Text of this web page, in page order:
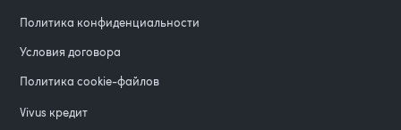
Политика конфиденциальности
Условия договора
Политика cookie-файлов
Vivus кредит